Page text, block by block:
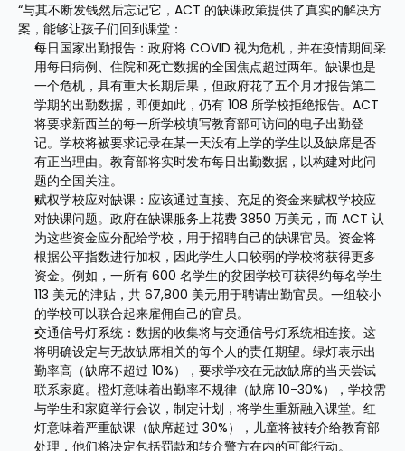
“与其不断发钱然后忘记它，ACT 的缺课政策提供了真实的解决方
案，能够让孩子们回到课堂：
每日国家出勤报告：政府将 COVID 视为危机，并在疫情期间采
用每日病例、住院和死亡数据的全国焦点超过两年。缺课也是
一个危机，具有重大长期后果，但政府花了五个月才报告第二
学期的出勤数据，即便如此，仍有 108 所学校拒绝报告。ACT
将要求新西兰的每一所学校填写教育部可访问的电子出勤登
记。学校将被要求记录在某一天没有上学的学生以及缺席是否
有正当理由。教育部将实时发布每日出勤数据，以构建对此问
题的全国关注。
赋权学校应对缺课：应该通过直接、充足的资金来赋权学校应
对缺课问题。政府在缺课服务上花费 3850 万美元，而 ACT 认
为这些资金应分配给学校，用于招聘自己的缺课官员。资金将
根据公平指数进行加权，因此学生人口较弱的学校将获得更多
资金。例如，一所有 600 名学生的贫困学校可获得约每名学生
113 美元的津贴，共 67,800 美元用于聘请出勤官员。一组较小
的学校可以联合起来雇佣自己的官员。
交通信号灯系统：数据的收集将与交通信号灯系统相连接。这
将明确设定与无故缺席相关的每个人的责任期望。绿灯表示出
勤率高（缺席不超过 10%），要求学校在无故缺席的当天尝试
联系家庭。橙灯意味着出勤率不规律（缺席 10-30%），学校需
与学生和家庭举行会议，制定计划，将学生重新融入课堂。红
灯意味着严重缺课（缺席超过 30%），儿童将被转介给教育部
处理，他们将决定包括罚款和转介警方在内的可能行动。